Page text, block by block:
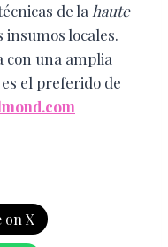
de la haute
insumos locales.
con una amplia
el preferido de
on X